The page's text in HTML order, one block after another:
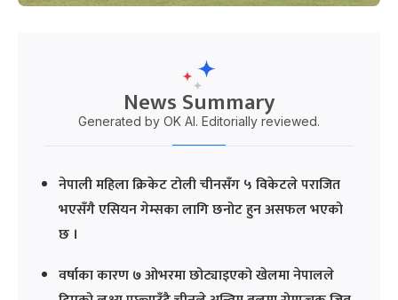
News Summary
Generated by OK AI. Editorially reviewed.
नेपाली महिला क्रिकेट टोली चीनसँग ५ विकेटले पराजित
भएसँगै एसियन गेम्सका लागि छनोट हुन असफल भएको
छ ।
वर्षाका कारण ७ ओभरमा छोट्याइएको खेलमा नेपालले